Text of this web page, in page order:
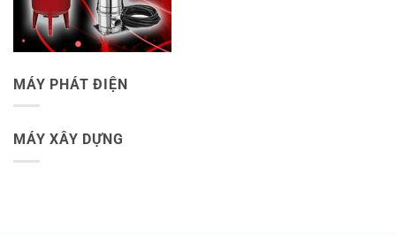
MÁY PHÁT ĐIỆN
MÁY XÂY DỰNG